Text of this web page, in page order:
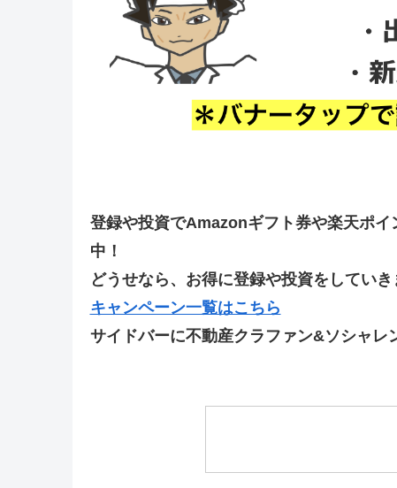
登録や投資でAmazonギフト券や楽天ポ
中！
どうせなら、お得に登録や投資をしてい
キャンペーン一覧はこちら
サイドバーに不動産クラファン&ソシャレ